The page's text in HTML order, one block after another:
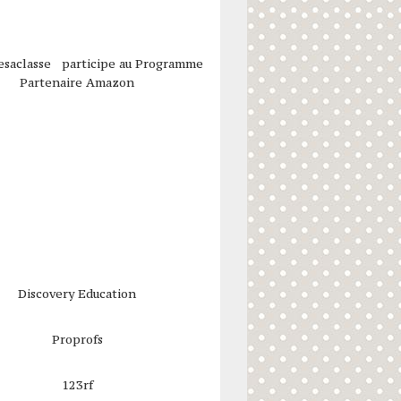
participe au Programme
Partenaire Amazon
Discovery Education
Proprofs
123rf